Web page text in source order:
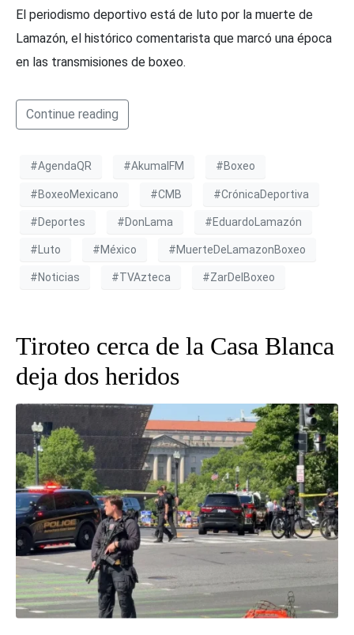
El periodismo deportivo está de luto por la muerte de
Lamazón, el histórico comentarista que marcó una época
en las transmisiones de boxeo.
Continue reading
#AgendaQR #AkumalFM #Boxeo
#BoxeoMexicano #CMB #CrónicaDeportiva
#Deportes #DonLama #EduardoLamazón
#Luto #México #MuerteDeLamazonBoxeo
#Noticias #TVAzteca #ZarDelBoxeo
Tiroteo cerca de la Casa Blanca
deja dos heridos